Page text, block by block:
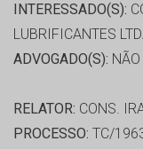
INTERESSADO(S):
LUBRIFICANTES
ADVOGADO(S):
RELATOR: CONS.
PROCESSO: TC/